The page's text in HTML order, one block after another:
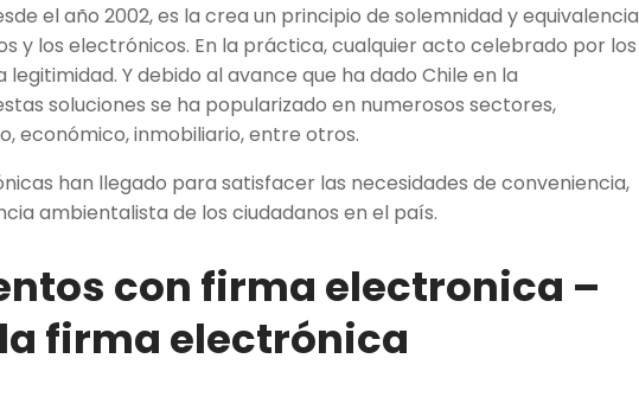
el año 2002, es la crea un principio de solemnidad y equivalencia
y los electrónicos. En la práctica, cualquier acto celebrado por los
Y debido al avance que ha dado Chile en la
soluciones se ha popularizado en numerosos sectores,
económico, inmobiliario, entre otros.
han llegado para satisfacer las necesidades de conveniencia,
ambientalista de los ciudadanos en el país.
con firma electronica –
firma electrónica